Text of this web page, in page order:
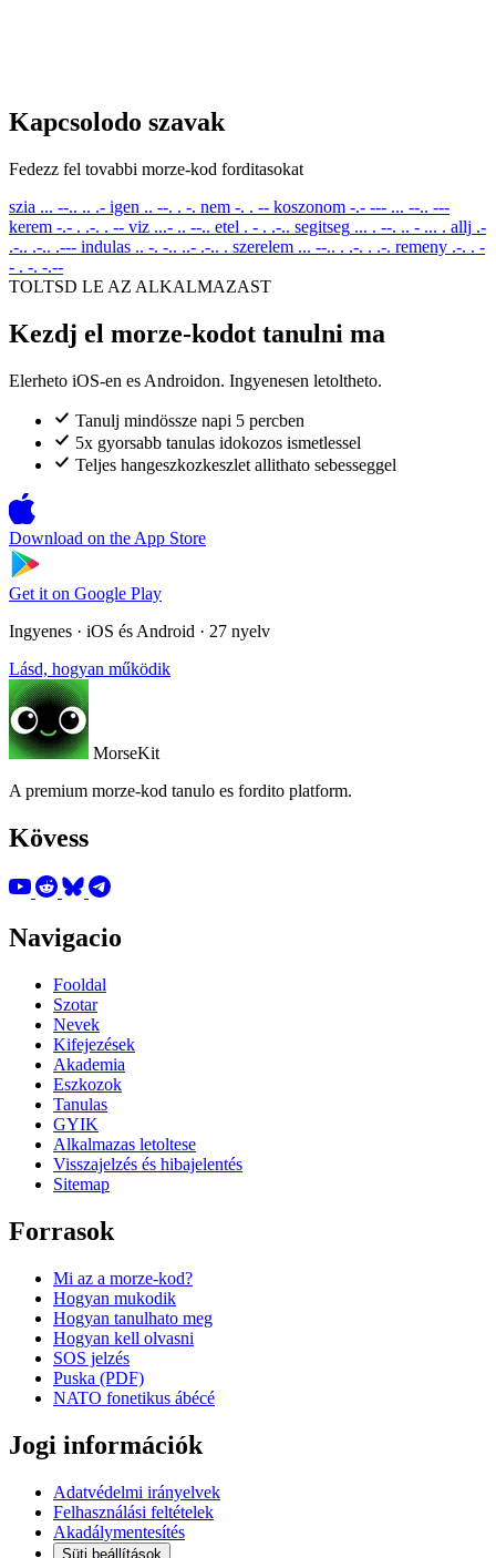
Kapcsolodo szavak
Fedezz fel tovabbi morze-kod forditasokat
szia ... --.. .. .- igen .. --. . -. nem -. . -- koszonom -.- --- ... --.. ---
kerem -.- . .-. . -- viz ...- .. --.. etel . - . .-.. segitseg ... . --. .. - ... . allj .-
.-.. .-.. .--- indulas .. -. -.. ..- .-.. . szerelem ... --.. . .-. . .-. remeny .-. . -
- . -. -.--
TOLTSD LE AZ ALKALMAZAST
Kezdj el morze-kodot tanulni ma
Elerheto iOS-en es Androidon. Ingyenesen letoltheto.
Tanulj mindössze napi 5 percben
5x gyorsabb tanulas idokozos ismetlessel
Teljes hangeszkozkeszlet allithato sebesseggel
Download on the App Store
Get it on Google Play
Ingyenes · iOS és Android · 27 nyelv
Lásd, hogyan működik
MorseKit
A premium morze-kod tanulo es fordito platform.
Kövess
Navigacio
Fooldal
Szotar
Nevek
Kifejezések
Akademia
Eszkozok
Tanulas
GYIK
Alkalmazas letoltese
Visszajelzés és hibajelentés
Sitemap
Forrasok
Mi az a morze-kod?
Hogyan mukodik
Hogyan tanulhato meg
Hogyan kell olvasni
SOS jelzés
Puska (PDF)
NATO fonetikus ábécé
Jogi információk
Adatvédelmi irányelvek
Felhasználási feltételek
Akadálymentesítés
Süti beállítások